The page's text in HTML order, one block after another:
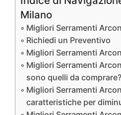
Milano
Migliori Serramenti
Richiedi un Preventivo
Migliori Serramenti
Migliori Serramenti
sono quelli da comprare?
Migliori Serramenti
caratteristiche per